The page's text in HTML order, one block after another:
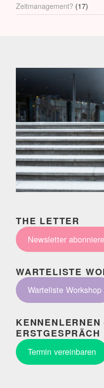
Zeitmanagement? (17)
THE LETTER
Newsletter
WARTELISTE
Warteliste Workshop
ERSTGESPRÄCH
Termin vereinbaren